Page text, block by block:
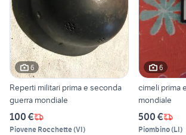
6
Reperti militari prima e seconda
guerra mondiale
100 €
Piovene Rocchette(VI)
6
cimeli prima
mondiale
500 €
Piombino(LI)